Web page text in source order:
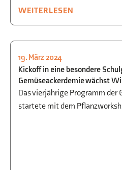
WEITERLESEN
SCHULGARTEN
TECHNIK
19. März 2024
Kickoff in eine besondere
Gemüseackerdemie wächst
Das vierjährige Programm der
startete mit dem